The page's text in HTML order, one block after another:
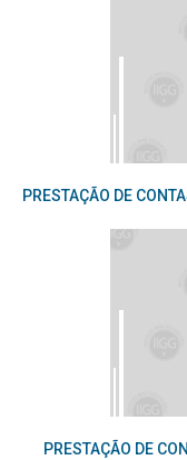
PRESTAÇÃO DE
PRESTAÇÃO DE